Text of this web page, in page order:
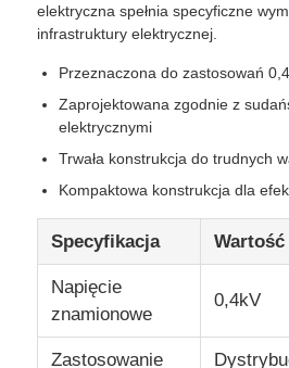
elektryczna spełnia specyficzne
infrastruktury elektrycznej.
Przeznaczona do zastosowań
Zaprojektowana zgodnie z
elektrycznymi
Trwała konstrukcja do trudnych
Kompaktowa konstrukcja dla
Specyfikacja Wartość
Napięcie
znamionowe
0,4kV
Zastosowanie